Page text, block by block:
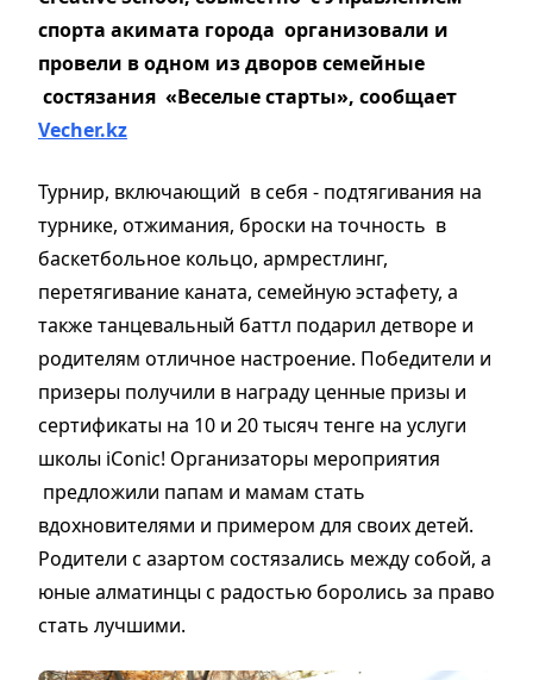
спорта акимата города организовали и
провели в одном из дворов семейные
состязания «Веселые старты», сообщает
Vecher.kz
Турнир, включающий в себя - подтягивания на
турнике, отжимания, броски на точность в
баскетбольное кольцо, армрестлинг,
перетягивание каната, семейную эстафету, а
также танцевальный баттл подарил детворе и
родителям отличное настроение. Победители и
призеры получили в награду ценные призы и
сертификаты на 10 и 20 тысяч тенге на услуги
школы iConic! Организаторы мероприятия
предложили папам и мамам стать
вдохновителями и примером для своих детей.
Родители с азартом состязались между собой, а
юные алматинцы с радостью боролись за право
стать лучшими.